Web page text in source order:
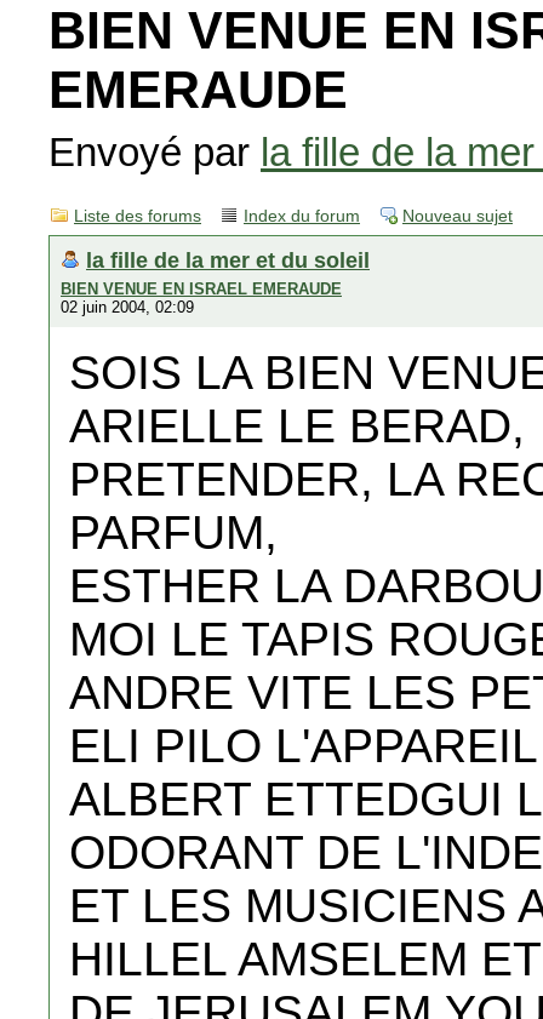
BIEN VENUE EN
EMERAUDE
Envoyé par la fille de la
Liste des forums Index du forum Nouveau sujet
la fille de la mer et du soleil
BIEN VENUE EN ISRAEL EMERAUDE
02 juin 2004, 02:09
SOIS LA BIEN
ARIELLE LE BERAD,
PRETENDER, LA
PARFUM,
ESTHER LA
MOI LE TAPIS
ANDRE VITE LES
ELI PILO
ALBERT ETTEDGUI
ODORANT DE
ET LES MUSICIENS
HILLEL AMSELEM